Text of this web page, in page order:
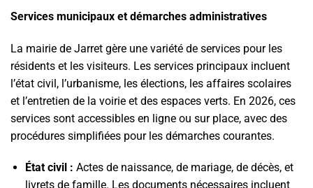
Services municipaux et démarches administratives
La mairie de Jarret gère une variété de services pour les
résidents et les visiteurs. Les services principaux incluent
l’état civil, l’urbanisme, les élections, les affaires scolaires
et l’entretien de la voirie et des espaces verts. En 2026, ces
services sont accessibles en ligne ou sur place, avec des
procédures simplifiées pour les démarches courantes.
État civil : Actes de naissance, de mariage, de décès, et
livrets de famille. Les documents nécessaires incluent